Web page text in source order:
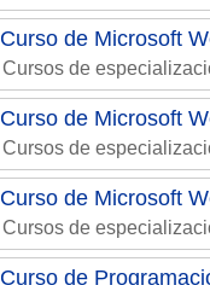
Curso de Microsoft
Cursos de
Curso de Microsoft
Cursos de
Curso de Microsoft
Cursos de
Curso de